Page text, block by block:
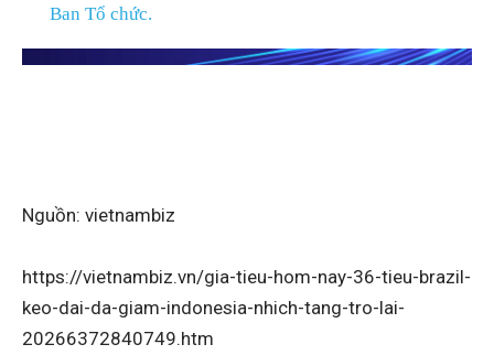
Ban Tổ chức.
Nguồn: vietnambiz
https://vietnambiz.vn/gia-tieu-hom-nay-36-tieu-brazil-
keo-dai-da-giam-indonesia-nhich-tang-tro-lai-
20266372840749.htm